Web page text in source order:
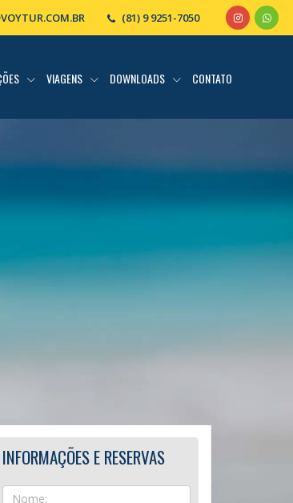
(81) 9 9251-7050
VIAGENS DOWNLOADS CONTATO
INFORMAÇÕES E RESERVAS